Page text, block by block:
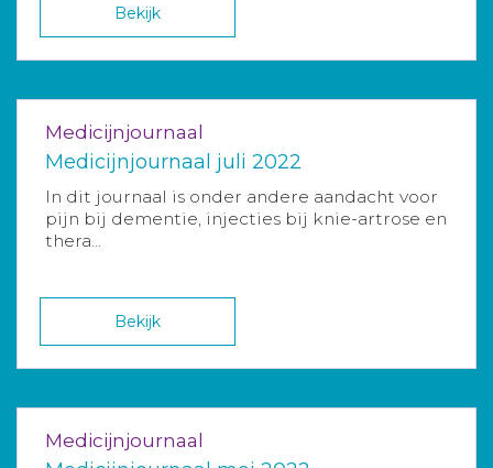
Bekijk
Medicijnjournaal
Medicijnjournaal juli 2022
In dit journaal is onder andere aandacht voor
pijn bij dementie, injecties bij knie-artrose en
thera...
Bekijk
Medicijnjournaal